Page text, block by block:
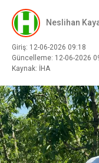
Neslihan
Giriş: 12-06-2026 09:18
Güncelleme: 12-06-2026
Kaynak: İHA